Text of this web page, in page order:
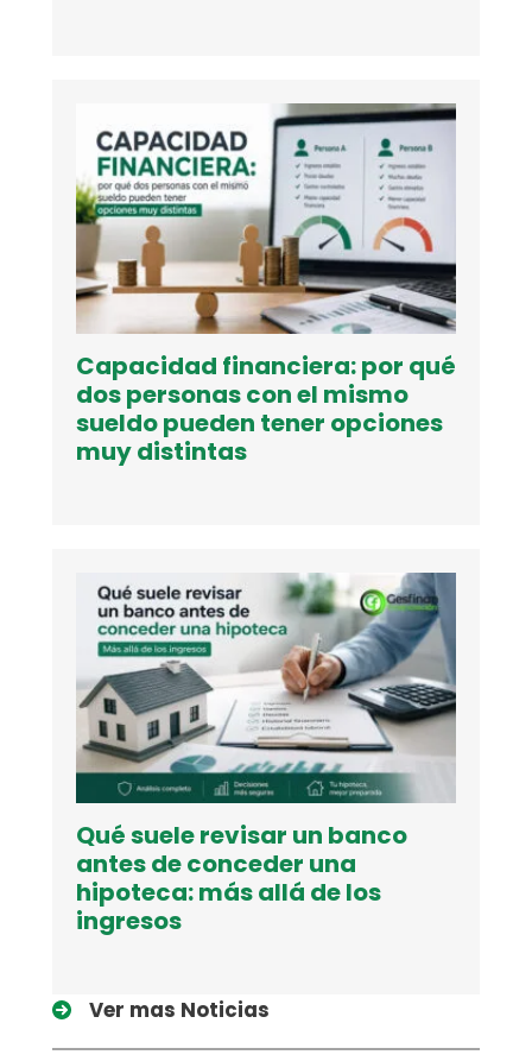
Capacidad financiera: por qué
dos personas con el mismo
sueldo pueden tener opciones
muy distintas
Qué suele revisar un banco
antes de conceder una
hipoteca: más allá de los
ingresos
Ver mas Noticias